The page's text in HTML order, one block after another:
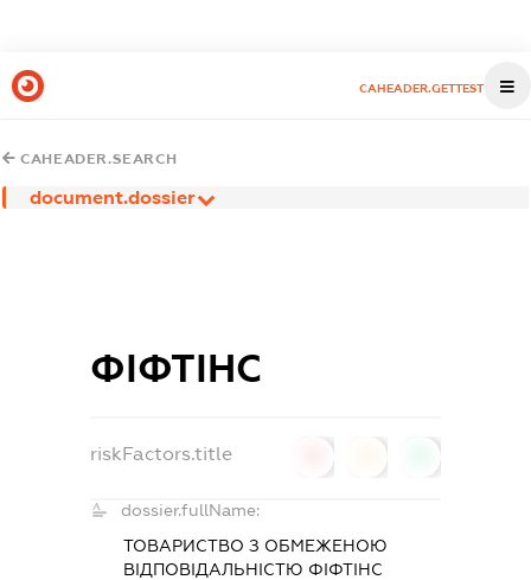
CAHEADER.GETTEST
CAHEADER.SEARCH
document.dossier
ФІФТІНС
riskFactors.title
dossier.fullName:
ТОВАРИСТВО З ОБМЕЖЕНОЮ
ВІДПОВІДАЛЬНІСТЮ ФІФТІНС